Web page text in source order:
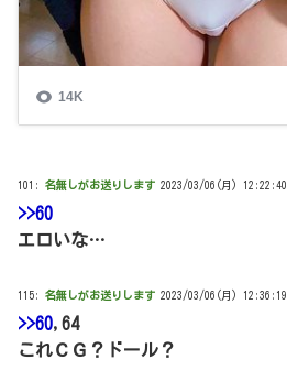
101: 名無しがお送りします 2023/03/06(月)
>>60
エロいな…
115: 名無しがお送りします 2023/03/06(月)
>>60,64
これＣＧ？ドール？